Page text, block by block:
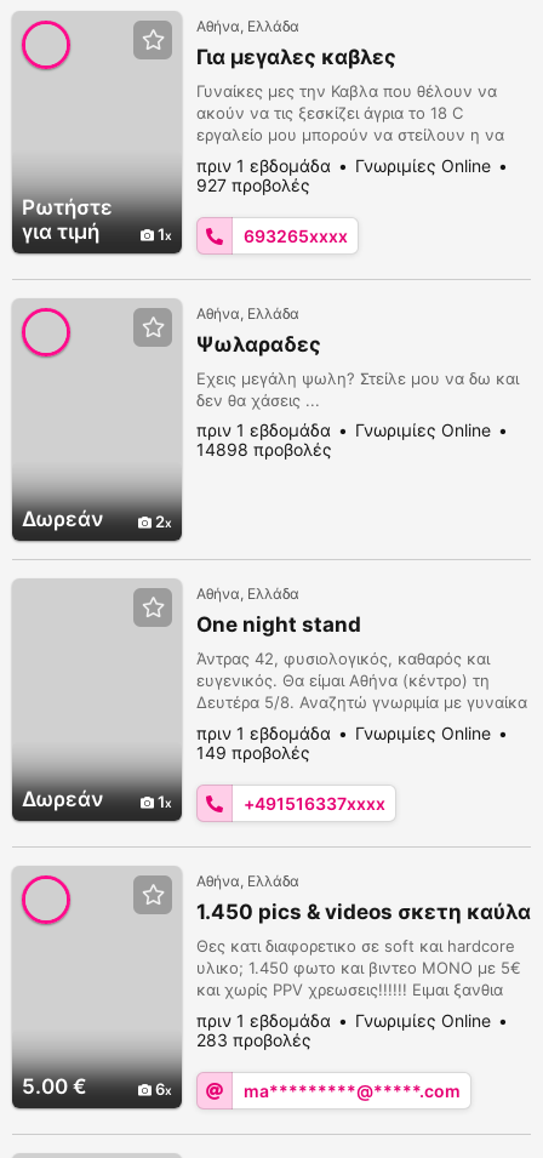
Ρωτήστε
για τιμή
1
Αθήνα, Ελλάδα
Για μεγαλες καβλες
Γυναίκες μες την Καβλα που θέλουν να
ακούν να τις ξεσκίζει άγρια το 18 C
εργαλείο μου μπορούν να στείλουν η να
καλέσουν για τρελό χύσιμο. Δέχομαι στο
viber και στο Whats up. 6932653534
πριν 1 εβδομάδα
Γνωριμίες Online
927 προβολές
693265xxxx
Δωρεάν 2
Αθήνα, Ελλάδα
Ψωλαραδες
Εχεις μεγάλη ψωλη? Στείλε μου να δω και
δεν θα χάσεις ...
πριν 1 εβδομάδα
Γνωριμίες Online
14898 προβολές
Δωρεάν 1
Αθήνα, Ελλάδα
One night stand
Άντρας 42, φυσιολογικός, καθαρός και
ευγενικός. Θα είμαι Αθήνα (κέντρο) τη
Δευτέρα 5/8. Αναζητώ γνωριμία με γυναίκα
για χαλαρή επαφή σε ξενοδοχείο στο
Σύνταγμα. Δεκτές και TS ή cross
πριν 1 εβδομάδα
Γνωριμίες Online
149 προβολές
+491516337xxxx
5.00 € 6
Αθήνα, Ελλάδα
1.450 pics & videos σκετη καύλα
Θες κατι διαφορετικο σε soft και hardcore
υλικο; 1.450 φωτο και βιντεο ΜΟΝΟ με 5€
και χωρίς PPV χρεωσεις!!!!!! Ειμαι ξανθια
μιλφαρα all natural με πλουσιες καμπυλες
που θα λατρεψεις... Ελα για την απόλυτη
εμπειρια ONLYFANS. Ο πιο ενεργός
λογαριασμός που θα βρεις στην Ελλάδα!
Καθημερινά νεα uploads ΚΑΥΛΑ!
πριν 1 εβδομάδα
Γνωριμίες Online
283 προβολές
ma*********@*****.com